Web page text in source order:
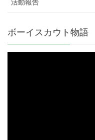
活動報告
ボーイスカウト物語